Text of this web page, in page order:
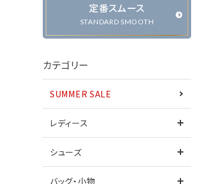
カーディガン・ベスト ジャケッ
パンツ スカート
ワンピース
定番スムース
STANDARD SMOOTH
カテゴリー
SUMMER SALE
レディース
シューズ
バッグ・小物